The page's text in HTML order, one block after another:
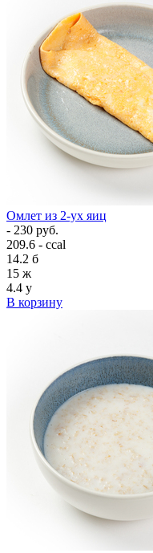
Омлет из 2-ух яиц
- 230 руб.
209.6 - ccal
14.2 б
15 ж
4.4 у
В корзину